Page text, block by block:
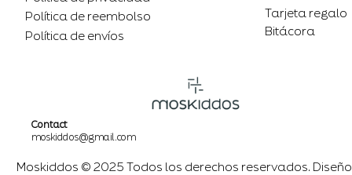
Política de reembolso
Política de envíos
Tarjeta regalo
Bitácora
Contact
moskiddos@gmail.com
Moskiddos © 2025 Todos los derechos reservados. Diseño